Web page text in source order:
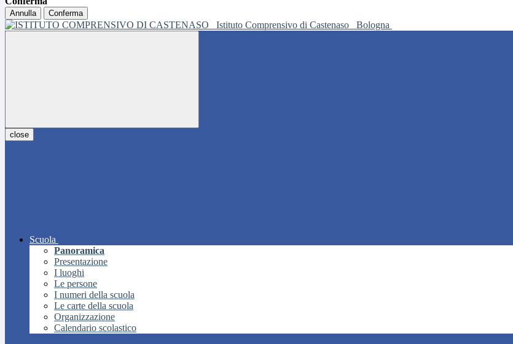
Annulla Conferma
Istituto Comprensivo di Castenaso Bologna
close
Scuola
Panoramica
Presentazione
I luoghi
Le persone
I numeri della scuola
Le carte della scuola
Organizzazione
Calendario scolastico